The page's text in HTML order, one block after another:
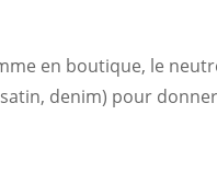
en boutique, le
denim) pour